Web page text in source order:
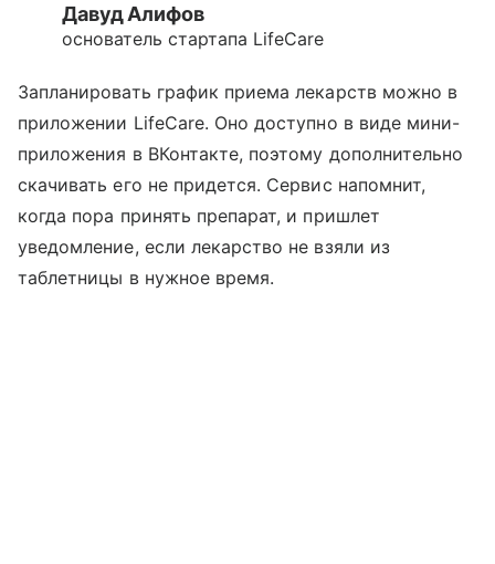
Давуд Алифов
основатель стартапа LifeCare
Запланировать график приема лекарств можно в
приложении LifeCare. Оно доступно в виде мини-
приложения в ВКонтакте, поэтому дополнительно
скачивать его не придется. Сервис напомнит,
когда пора принять препарат, и пришлет
уведомление, если лекарство не взяли из
таблетницы в нужное время.